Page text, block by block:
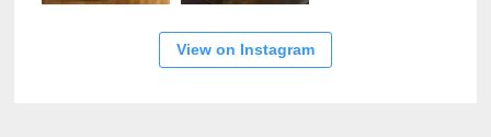
View on Instagram